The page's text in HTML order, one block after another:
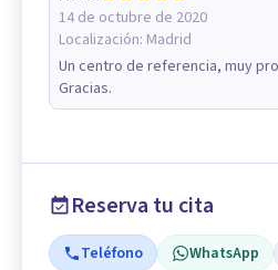
14 de octubre de 2020
Localización: Madrid
Un centro de referencia, muy
Gracias.
Reserva tu cita
Teléfono WhatsApp